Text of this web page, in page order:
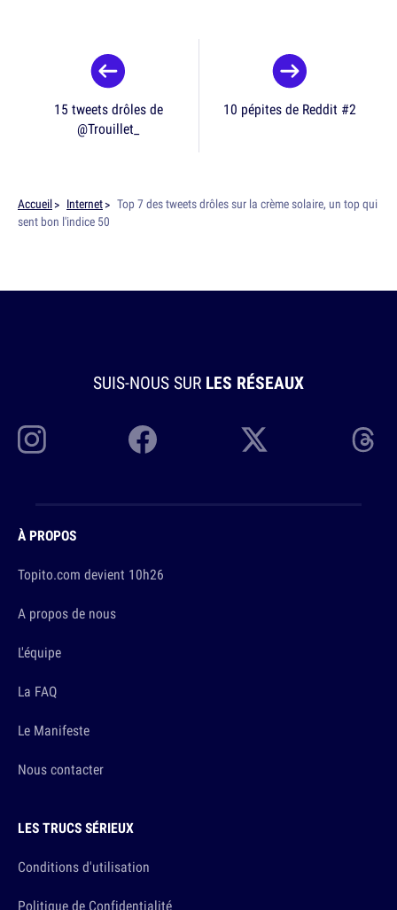
15 tweets drôles de
@Trouillet_
10 pépites de Reddit #2
Accueil Internet
Top 7 des tweets drôles sur la crème solaire, un top qui
sent bon l'indice 50
SUIS-NOUS SUR LES RÉSEAUX
À PROPOS
Topito.com devient 10h26
A propos de nous
L'équipe
La FAQ
Le Manifeste
Nous contacter
LES TRUCS SÉRIEUX
Conditions d'utilisation
Politique de Confidentialité